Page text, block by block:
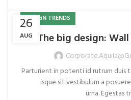
26
AUG
DESIGN TRENDS
The big design:
Parturient in potenti id rutrum duis
isque sit vestibulum a
urna. Egestas